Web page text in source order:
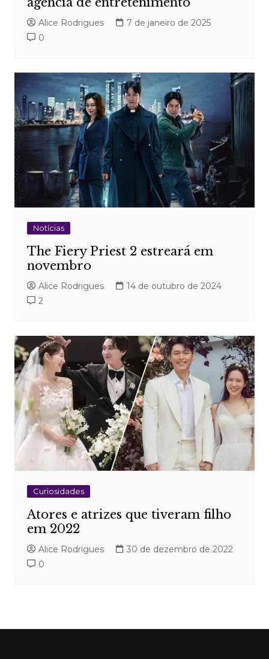
Alice Rodrigues
7 de janeiro de 2025
0
Notícias
The Fiery Priest 2 estreará em
novembro
Alice Rodrigues
14 de outubro de 2024
2
Curiosidades
Atores e atrizes que tiveram filho
em 2022
Alice Rodrigues
30 de dezembro de 2022
0